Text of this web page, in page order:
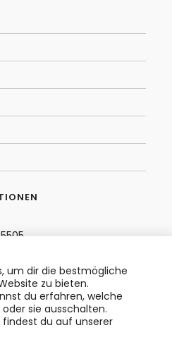
Opens
in
your
application
um dir die bestmögliche
zu bieten.
du erfahren, welche
sie ausschalten.
du auf unserer